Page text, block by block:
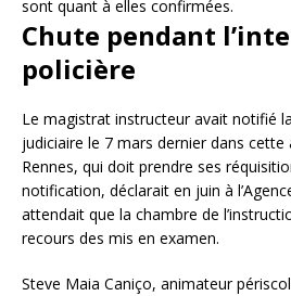
sont quant à elles confirmées.
Chute pendant
policière
Le magistrat instructeur avait notifié
judiciaire le 7 mars dernier dans cette
Rennes, qui doit prendre ses
notification, déclarait en juin à
attendait que la chambre de
recours des mis en examen.
Steve Maia Caniço, animateur